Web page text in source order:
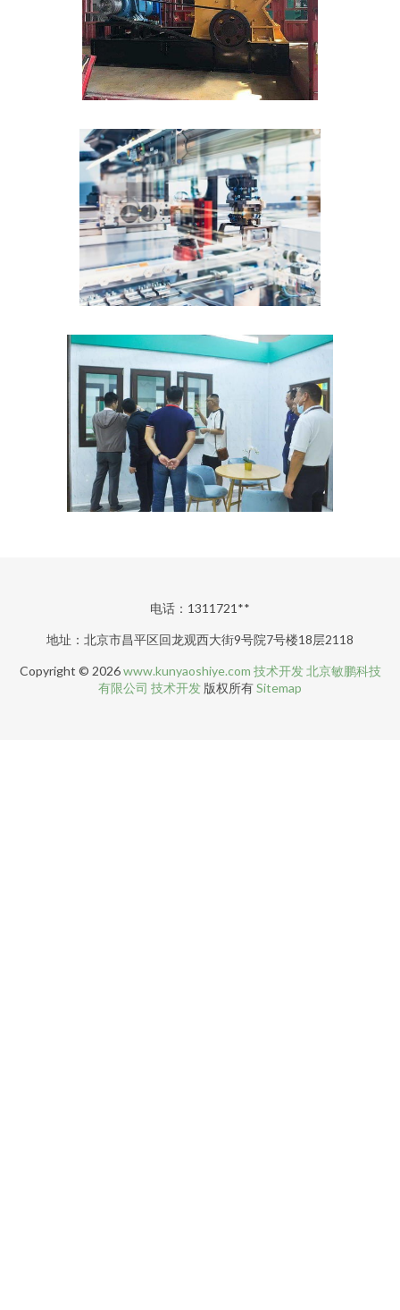
电话：1311721**
地址：北京市昌平区回龙观西大街9号院7号楼18层2118
Copyright © 2026www.kunyaoshiye.com 技术开发 北京敏鹏科技
有限公司 技术开发 版权所有Sitemap